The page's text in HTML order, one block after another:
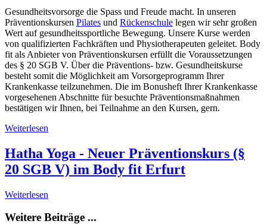
Gesundheitsvorsorge die Spass und Freude macht. In unseren
Präventionskursen Pilates und Rückenschule legen wir sehr großen
Wert auf gesundheitssportliche Bewegung. Unsere Kurse werden
von qualifizierten Fachkräften und Physiotherapeuten geleitet. Body
fit als Anbieter von Präventionskursen erfüllt die Voraussetzungen
des § 20 SGB V. Über die Präventions- bzw. Gesundheitskurse
besteht somit die Möglichkeit am Vorsorgeprogramm Ihrer
Krankenkasse teilzunehmen. Die im Bonusheft Ihrer Krankenkasse
vorgesehenen Abschnitte für besuchte Präventionsmaßnahmen
bestätigen wir Ihnen, bei Teilnahme an den Kursen, gern.
Weiterlesen
Hatha Yoga - Neuer Präventionskurs (§
20 SGB V) im Body fit Erfurt
Weiterlesen
Weitere Beiträge ...